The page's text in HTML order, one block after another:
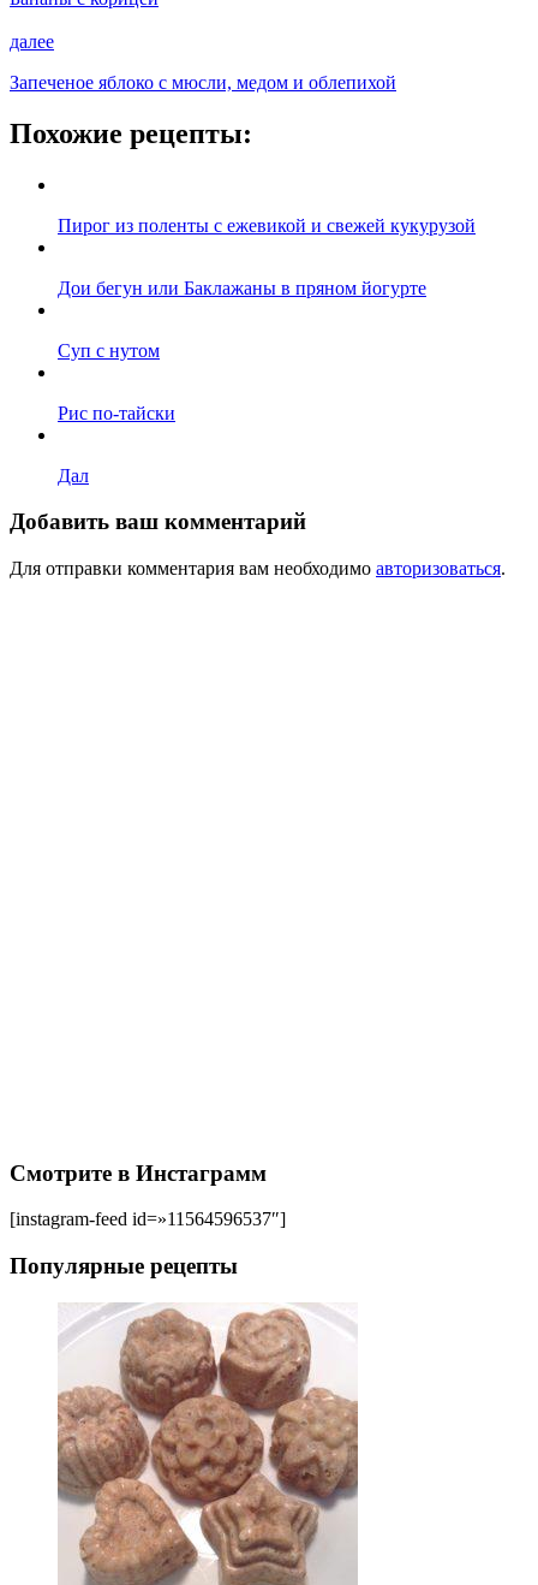
далее
Запеченое яблоко с мюсли, медом и облепихой
Похожие рецепты:
Пирог из поленты с ежевикой и свежей кукурузой
Дои бегун или Баклажаны в пряном йогурте
Суп с нутом
Рис по-тайски
Дал
Добавить ваш комментарий
Для отправки комментария вам необходимо авторизоваться.
Смотрите в Инстаграмм
[instagram-feed id=»11564596537″]
Популярные рецепты